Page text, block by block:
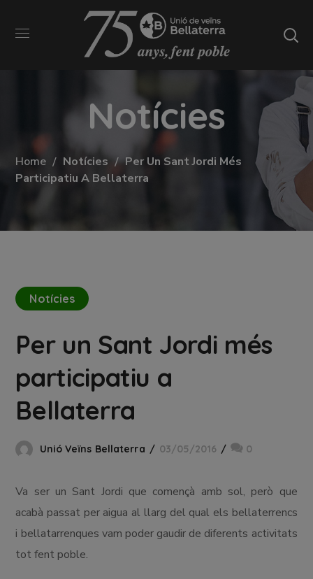
Notícies
Home Notícies
Per Un Sant Jordi Més
Participatiu A Bellaterra
Notícies
Per un Sant Jordi més
participatiu a
Bellaterra
Unió Veïns Bellaterra 03/05/2016 0
Va ser un Sant Jordi que començà amb sol, però que
acabà passat per aigua al llarg del qual els bellaterrencs
i bellatarrenques vam poder gaudir de diferents activitats
tot fent poble.